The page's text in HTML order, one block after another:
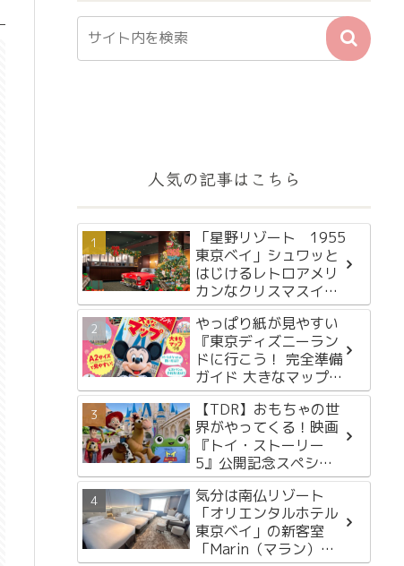
人気の記事はこちら
「星野リゾート 1955
東京ベイ」シュワッと
はじけるレトロアメリ
カンなクリスマスイベ
ント「OLDIES COLA
HOLIDAY 1955」を
2024年11月15日～12
月25日に初開催
やっぱり紙が見やすい
『東京ディズニーラン
ドに行こう！ 完全準備
ガイド 大きなマップつ
き』が2月29日に発売
【TDR】おもちゃの世
界がやってくる！映画
『トイ・ストーリー
5』公開記念スペシャ
ルイベント開催決定
気分は南仏リゾート
「オリエンタルホテル
東京ベイ」の新客室
「Marin（マラン）